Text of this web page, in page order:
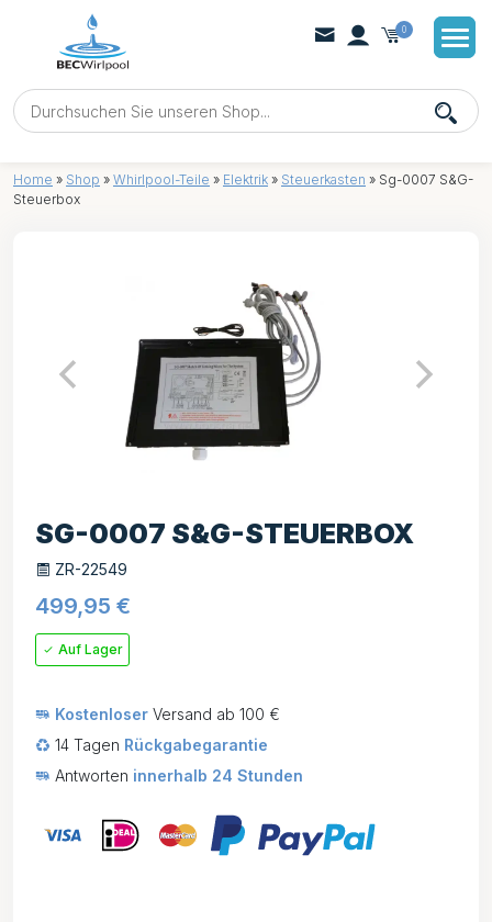
0
Home » Shop » Whirlpool-Teile » Elektrik » Steuerkasten » Sg-0007 S&G-
Steuerbox
SG-0007 S&G-STEUERBOX
ZR-22549
499,95 €
Auf Lager
Kostenloser Versand ab 100 €
14 Tagen Rückgabegarantie
Antworten innerhalb 24 Stunden